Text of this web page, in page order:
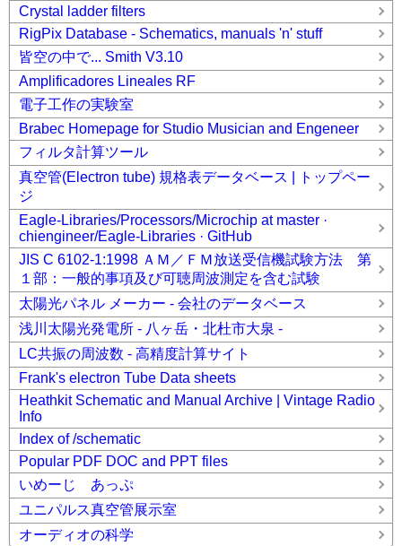
Crystal ladder filters
RigPix Database - Schematics, manuals 'n' stuff
皆空の中で... Smith V3.10
Amplificadores Lineales RF
電子工作の実験室
Brabec Homepage for Studio Musician and Engeneer
フィルタ計算ツール
真空管(Electron tube) 規格表データベース | トップペー
ジ
Eagle-Libraries/Processors/Microchip at master ·
chiengineer/Eagle-Libraries · GitHub
JIS C 6102-1:1998 ＡＭ／ＦＭ放送受信機試験方法 第
１部：一般的事項及び可聴周波測定を含む試験
太陽光パネル メーカー - 会社のデータベース
浅川太陽光発電所 - 八ヶ岳・北杜市大泉 -
LC共振の周波数 - 高精度計算サイト
Frank's electron Tube Data sheets
Heathkit Schematic and Manual Archive | Vintage Radio
Info
Index of /schematic
Popular PDF DOC and PPT files
いめーじ あっぷ
ユニパルス真空管展示室
オーディオの科学